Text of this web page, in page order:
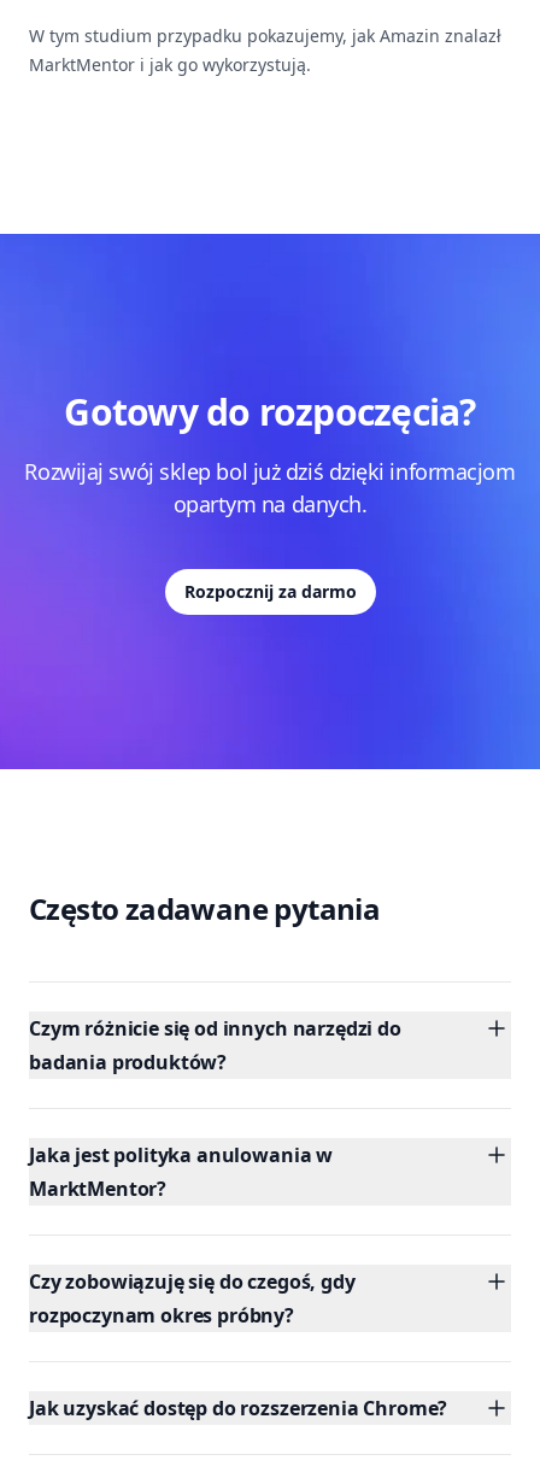
W tym studium przypadku pokazujemy, jak Amazin znalazł
MarktMentor i jak go wykorzystują.
Gotowy do rozpoczęcia?
Rozwijaj swój sklep bol już dziś dzięki informacjom
opartym na danych.
Rozpocznij za darmo
Często zadawane pytania
Czym różnicie się od innych narzędzi do
badania produktów?
Jaka jest polityka anulowania w
MarktMentor?
Czy zobowiązuję się do czegoś, gdy
rozpoczynam okres próbny?
Jak uzyskać dostęp do rozszerzenia Chrome?